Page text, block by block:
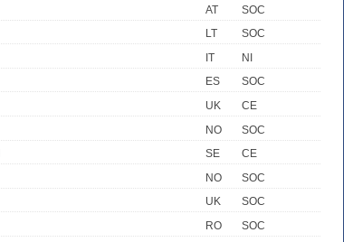
AT
SOC
LT
SOC
IT
NI
ES
SOC
UK
CE
NO
SOC
SE
CE
NO
SOC
UK
SOC
RO
SOC